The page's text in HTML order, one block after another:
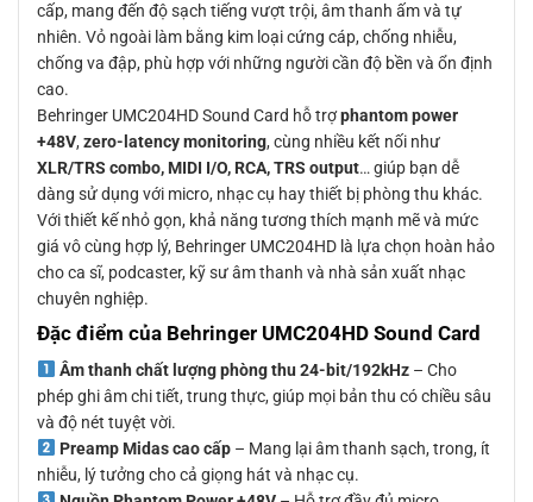
cấp, mang đến độ sạch tiếng vượt trội, âm thanh ấm và tự
nhiên. Vỏ ngoài làm bằng kim loại cứng cáp, chống nhiễu,
chống va đập, phù hợp với những người cần độ bền và ổn định
cao.
Behringer UMC204HD Sound Card hỗ trợphantom power
+48V, zero-latency monitoring, cùng nhiều kết nối như
XLR/TRS combo, MIDI I/O, RCA, TRS output… giúp bạn dễ
dàng sử dụng với micro, nhạc cụ hay thiết bị phòng thu khác.
Với thiết kế nhỏ gọn, khả năng tương thích mạnh mẽ và mức
giá vô cùng hợp lý, Behringer UMC204HD là lựa chọn hoàn hảo
cho ca sĩ, podcaster, kỹ sư âm thanh và nhà sản xuất nhạc
chuyên nghiệp.
Đặc điểm của Behringer UMC204HD Sound Card
Âm thanh chất lượng phòng thu 24-bit/192kHz– Cho
phép ghi âm chi tiết, trung thực, giúp mọi bản thu có chiều sâu
và độ nét tuyệt vời.
Preamp Midas cao cấp– Mang lại âm thanh sạch, trong, ít
nhiễu, lý tưởng cho cả giọng hát và nhạc cụ.